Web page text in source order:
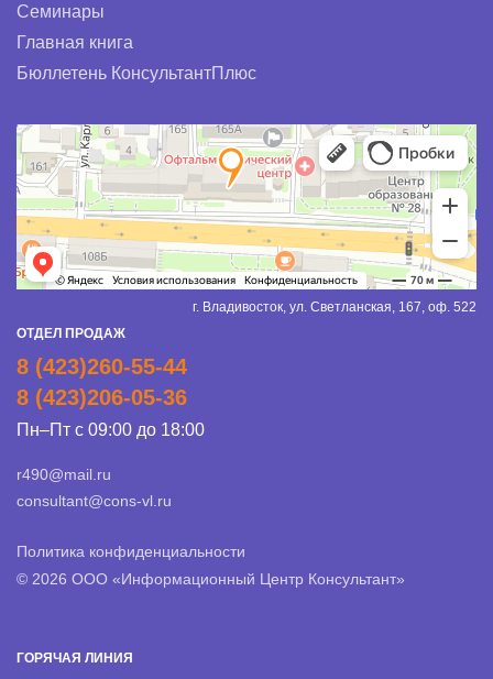
Семинары
Главная книга
Бюллетень КонсультантПлюс
г. Владивосток, ул. Светланская, 167, оф. 522
ОТДЕЛ ПРОДАЖ
8 (423)260-55-44
8 (423)206-05-36
Пн–Пт с 09:00 до 18:00
r490@mail.ru
consultant@cons-vl.ru
Политика конфиденциальности
© 2026 ООО «Информационный Центр Консультант»
ГОРЯЧАЯ ЛИНИЯ